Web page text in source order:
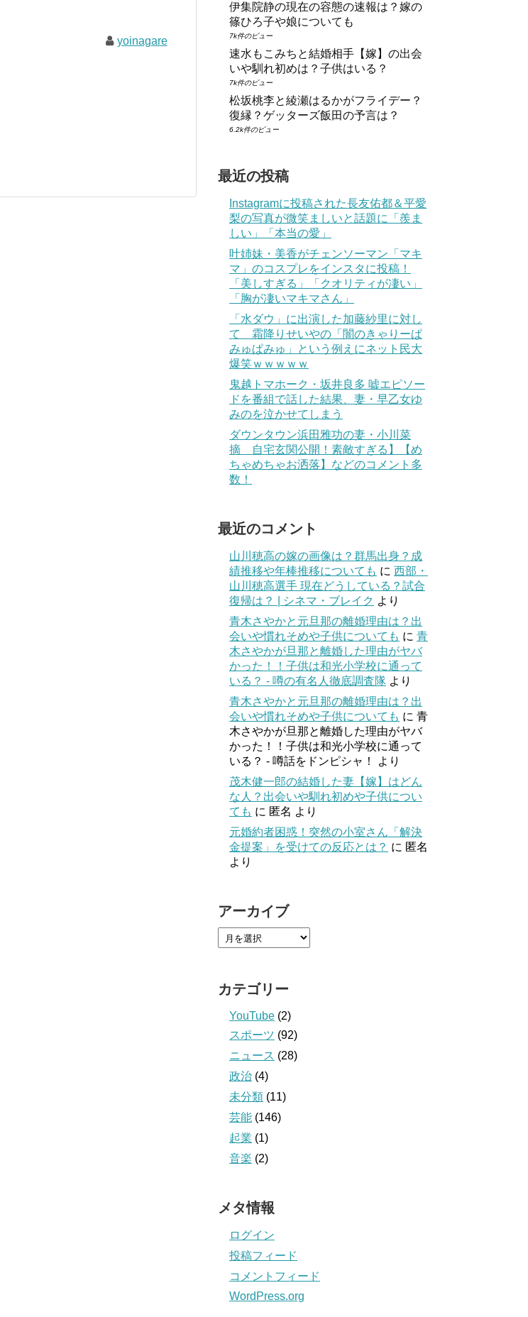
yoinagare
伊集院静の現在の容態の速報は？嫁の
篠ひろ子や娘についても
7k件のビュー
速水もこみちと結婚相手【嫁】の出会
いや馴れ初めは？子供はいる？
7k件のビュー
松坂桃李と綾瀬はるかがフライデー？
復縁？ゲッターズ飯田の予言は？
6.2k件のビュー
最近の投稿
Instagramに投稿された長友佑都＆平愛
梨の写真が微笑ましいと話題に「羨ま
しい」「本当の愛」
叶姉妹・美香がチェンソーマン「マキ
マ」のコスプレをインスタに投稿！
「美しすぎる」「クオリティが凄い」
「胸が凄いマキマさん」
「水ダウ」に出演した加藤紗里に対し
て 霜降りせいやの「闇のきゃりーぱ
みゅぱみゅ」という例えにネット民大
爆笑ｗｗｗｗｗ
鬼越トマホーク・坂井良多 嘘エピソー
ドを番組で話した結果、妻・早乙女ゆ
みのを泣かせてしまう
ダウンタウン浜田雅功の妻・小川菜
摘 自宅玄関公開！素敵すぎる】【め
ちゃめちゃお洒落】などのコメント多
数！
最近のコメント
山川穂高の嫁の画像は？群馬出身？成
績推移や年棒推移についても に 西部・
山川穂高選手 現在どうしている？試合
復帰は？ | シネマ・ブレイク より
青木さやかと元旦那の離婚理由は？出
会いや慣れそめや子供についても に 青
木さやかが旦那と離婚した理由がヤバ
かった！！子供は和光小学校に通って
いる？ - 噂の有名人徹底調査隊 より
青木さやかと元旦那の離婚理由は？出
会いや慣れそめや子供についても に 青
木さやかが旦那と離婚した理由がヤバ
かった！！子供は和光小学校に通って
いる？ - 噂話をドンピシャ！
より
茂木健一郎の結婚した妻【嫁】はどん
な人？出会いや馴れ初めや子供につい
ても に 匿名 より
元婚約者困惑！突然の小室さん「解決
金提案」を受けての反応とは？ に 匿名
より
アーカイブ
カテゴリー
YouTube (2)
スポーツ (92)
ニュース (28)
政治 (4)
未分類 (11)
芸能 (146)
起業 (1)
音楽 (2)
メタ情報
ログイン
投稿フィード
コメントフィード
WordPress.org